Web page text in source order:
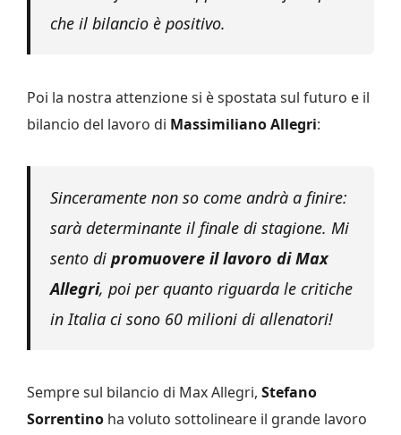
che il bilancio è positivo.
Poi la nostra attenzione si è spostata sul futuro e il
bilancio del lavoro di Massimiliano Allegri:
Sinceramente non so come andrà a finire:
sarà determinante il finale di stagione. Mi
sento di promuovere il lavoro di Max
Allegri, poi per quanto riguarda le critiche
in Italia ci sono 60 milioni di allenatori!
Sempre sul bilancio di Max Allegri, Stefano
Sorrentino ha voluto sottolineare il grande lavoro